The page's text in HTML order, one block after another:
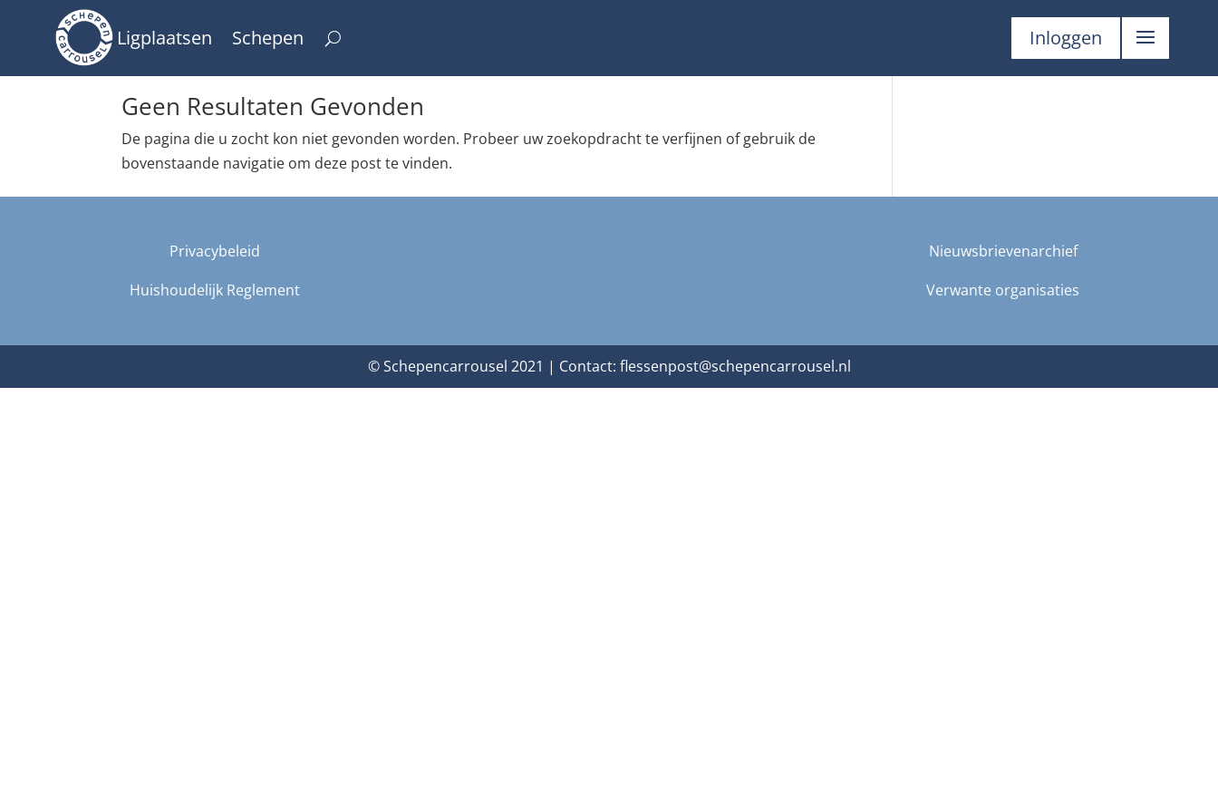
Ligplaatsen Schepen Inloggen
Geen Resultaten Gevonden
De pagina die u zocht kon niet gevonden worden. Probeer uw zoekopdracht te verfijnen of gebruik de
bovenstaande navigatie om deze post te vinden.
Privacybeleid
Huishoudelijk Reglement
Nieuwsbrievenarchief
Verwante organisaties
© Schepencarrousel 2021 | Contact: flessenpost@schepencarrousel.nl